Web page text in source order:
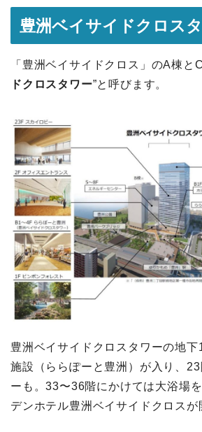
豊洲ベイサイドクロス
「豊洲ベイサイドクロス」のA棟と
ドクロスタワー”と呼びます。
豊洲ベイサイドクロスタワーの地
施設（ららぽーと豊洲）が入り、
ーも。33〜36階にかけては大浴場
デンホテル豊洲ベイサイドクロスが